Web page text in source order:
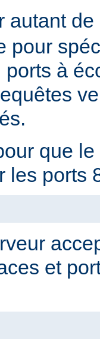
autant
pour
à
que
les ports
et